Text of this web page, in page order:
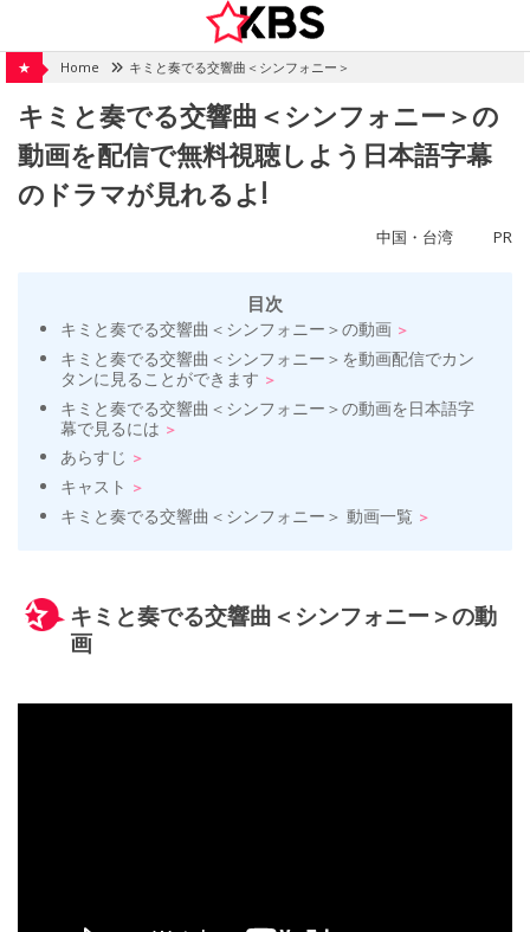
content
★ Home キミと奏でる交響曲＜シンフォニー＞
キミと奏でる交響曲＜シンフォニー＞の
動画を配信で無料視聴しよう日本語字幕
のドラマが見れるよ!
中国・台湾 PR
目次
キミと奏でる交響曲＜シンフォニー＞の動画
キミと奏でる交響曲＜シンフォニー＞を動画配信でカン
タンに見ることができます
キミと奏でる交響曲＜シンフォニー＞の動画を日本語字
幕で見るには
あらすじ
キャスト
キミと奏でる交響曲＜シンフォニー＞ 動画一覧
キミと奏でる交響曲＜シンフォニー＞の動
画